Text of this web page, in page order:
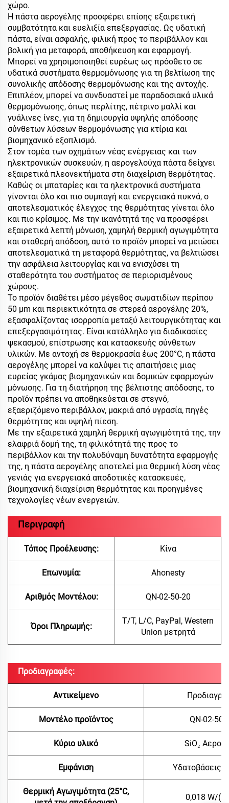
χώρο.
Η πάστα αερογέλης προσφέρει επίσης εξαιρετική
συμβατότητα και ευελιξία επεξεργασίας. Ως υδατική
πάστα, είναι ασφαλής, φιλική προς το περιβάλλον και
βολική για μεταφορά, αποθήκευση και εφαρμογή.
Μπορεί να χρησιμοποιηθεί ευρέως ως πρόσθετο σε
υδατικά συστήματα θερμομόνωσης για τη βελτίωση της
συνολικής απόδοσης θερμομόνωσης και της αντοχής.
Επιπλέον, μπορεί να συνδυαστεί με παραδοσιακά υλικά
θερμομόνωσης, όπως περλίτης, πέτρινο μαλλί και
γυάλινες ίνες, για τη δημιουργία υψηλής απόδοσης
σύνθετων λύσεων θερμομόνωσης για κτίρια και
βιομηχανικό εξοπλισμό.
Στον τομέα των οχημάτων νέας ενέργειας και των
ηλεκτρονικών συσκευών, η αερογελούχα πάστα δείχνει
εξαιρετικά πλεονεκτήματα στη διαχείριση θερμότητας.
Καθώς οι μπαταρίες και τα ηλεκτρονικά συστήματα
γίνονται όλο και πιο συμπαγή και ενεργειακά πυκνά, ο
αποτελεσματικός έλεγχος της θερμότητας γίνεται όλο
και πιο κρίσιμος. Με την ικανότητά της να προσφέρει
εξαιρετικά λεπτή μόνωση, χαμηλή θερμική αγωγιμότητα
και σταθερή απόδοση, αυτό το προϊόν μπορεί να μειώσει
αποτελεσματικά τη μεταφορά θερμότητας, να βελτιώσει
την ασφάλεια λειτουργίας και να ενισχύσει τη
σταθερότητα του συστήματος σε περιορισμένους
χώρους.
Το προϊόν διαθέτει μέσο μέγεθος σωματιδίων περίπου
50 μm και περιεκτικότητα σε στερεά αερογέλης 20%,
εξασφαλίζοντας ισορροπία μεταξύ λειτουργικότητας και
επεξεργασιμότητας. Είναι κατάλληλο για διαδικασίες
ψεκασμού, επίστρωσης και κατασκευής σύνθετων
υλικών. Με αντοχή σε θερμοκρασία έως 200°C, η πάστα
αερογέλης μπορεί να καλύψει τις απαιτήσεις μιας
ευρείας γκάμας βιομηχανικών και δομικών εφαρμογών
μόνωσης. Για τη διατήρηση της βέλτιστης απόδοσης, το
προϊόν πρέπει να αποθηκεύεται σε στεγνό,
εξαεριζόμενο περιβάλλον, μακριά από υγρασία, πηγές
θερμότητας και υψηλή πίεση.
Με την εξαιρετικά χαμηλή θερμική αγωγιμότητά της, την
ελαφριά δομή της, τη φιλικότητά της προς το
περιβάλλον και την πολυδύναμη δυνατότητα εφαρμογής
της, η πάστα αερογέλης αποτελεί μια θερμική λύση νέας
γενιάς για ενεργειακά αποδοτικές κατασκευές,
βιομηχανική διαχείριση θερμότητας και προηγμένες
τεχνολογίες νέων ενεργειών.
Περιγραφή
Τόπος Προέλευσης: Κίνα
Επωνυμία: Ahonesty
Αριθμός Μοντέλου: QN-02-50-20
Όροι Πληρωμής:
T/T, L/C, PayPal, Western
Union μετρητά
Προδιαγραφές:
Αντικείμενο
Μοντέλο προϊόντος QN-02-50-
Κύριο υλικό SiO₂
Εμφάνιση Υδατοβάσεις
Θερμική Αγωγιμότητα (25°C,
0,018 W/